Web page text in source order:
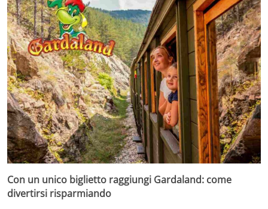
Con un unico biglietto raggiungi Gardaland: come
divertirsi risparmiando